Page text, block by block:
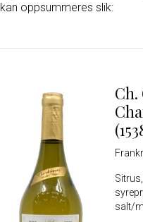
kan oppsummeres slik:
Ch.
salt/